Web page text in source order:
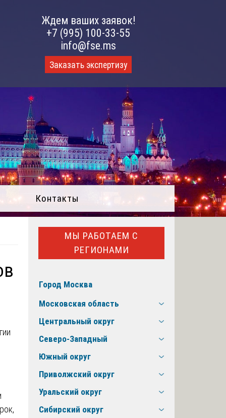
Ждем ваших заявок!
+7 (995) 100-33-55
info@fse.ms
Заказать экспертизу
Контакты
МЫ РАБОТАЕМ С
РЕГИОНАМИ
Город Москва
Московская область
Центральный округ
Северо-Западный
Южный округ
Приволжский округ
Уральский округ
Сибирский округ